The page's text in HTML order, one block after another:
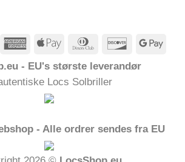
AmericanApple
Dinners
Opdage
- EU's største leverandør
Locs Solbriller
- Alle ordrer sendes fra EU